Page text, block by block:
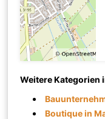
Weitere Kategorien
Boutique in